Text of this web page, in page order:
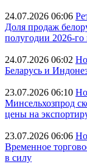
24.07.2026 06:06
Доля продаж
полугодии 2026-
24.07.2026 06:02
Беларусь и
23.07.2026 06:10
Минсельхозпрод
цены на
23.07.2026 06:06
Временное
в силу